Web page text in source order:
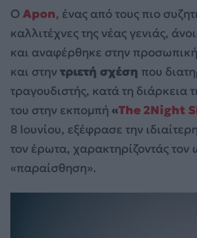
Ο Apon, ένας από τους πιο
καλλιτέχνες της νέας γενιάς,
και αναφέρθηκε στην
και στηντριετή σχέση που
τραγουδιστής, κατά τη διάρκεια
του στην εκπομπή «The 2Night
8 Ιουνίου, εξέφρασε την
τον έρωτα, χαρακτηρίζοντάς τον
«παραίσθηση».